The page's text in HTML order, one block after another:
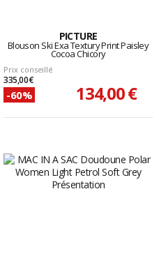
PICTURE
Blouson Ski Exa Textury Print Paisley
Cocoa Chicory
Prix conseillé
335,00 €
-60% 134,00 €